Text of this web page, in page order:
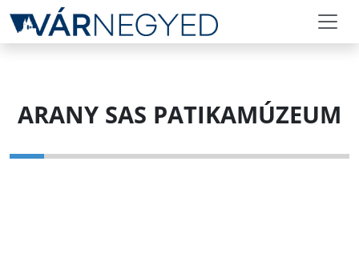
ARANY SAS PATIKAMÚZEUM